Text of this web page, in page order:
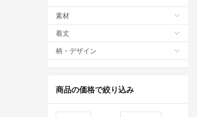
素材
着丈
柄・デザイン
商品の価格で絞り込み